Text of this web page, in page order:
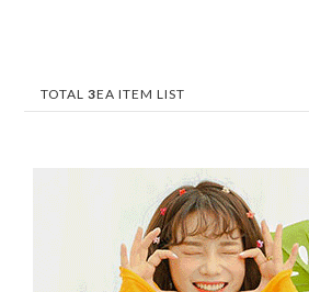
TOTAL 3EA ITEM LIST